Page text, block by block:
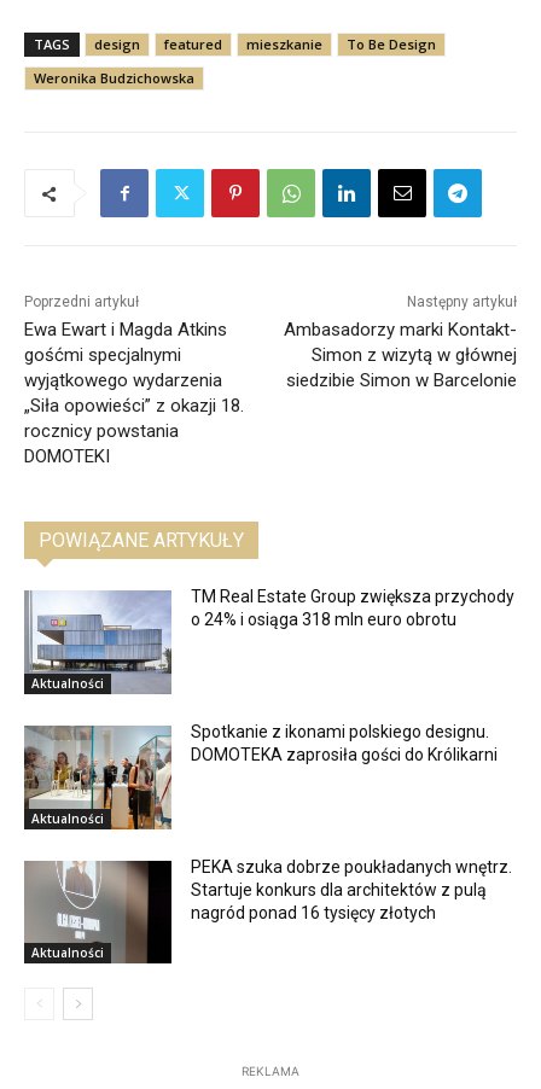
TAGS design featured mieszkanie
To Be Design
Weronika Budzichowska
Poprzedni artykuł
Ewa Ewart i Magda Atkins
gośćmi specjalnymi
wyjątkowego wydarzenia
„Siła opowieści” z okazji 18.
rocznicy powstania
DOMOTEKI
Następny artykuł
Ambasadorzy marki Kontakt-
Simon z wizytą w głównej
siedzibie Simon w Barcelonie
POWIĄZANE ARTYKUŁY
Aktualności
TM Real Estate Group zwiększa przychody
o 24% i osiąga 318 mln euro obrotu
Aktualności
Spotkanie z ikonami polskiego designu.
DOMOTEKA zaprosiła gości do Królikarni
Aktualności
PEKA szuka dobrze poukładanych wnętrz.
Startuje konkurs dla architektów z pulą
nagród ponad 16 tysięcy złotych
REKLAMA